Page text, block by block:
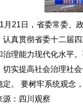
月21日，省委常委、
认真贯彻省委十二届
治理能力现代化水平
切实提高社会治理社
定。 要树牢系统观念
源：四川观察